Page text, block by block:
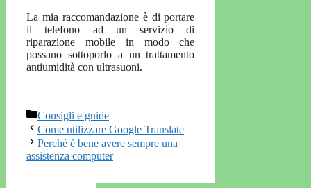
La mia raccomandazione è di portare
il telefono ad un servizio di
riparazione mobile in modo che
possano sottoporlo a un trattamento
antiumidità con ultrasuoni.
Categorie
Consigli e guide
Come utilizzare Google Translate
Perché è bene avere sempre una
assistenza computer